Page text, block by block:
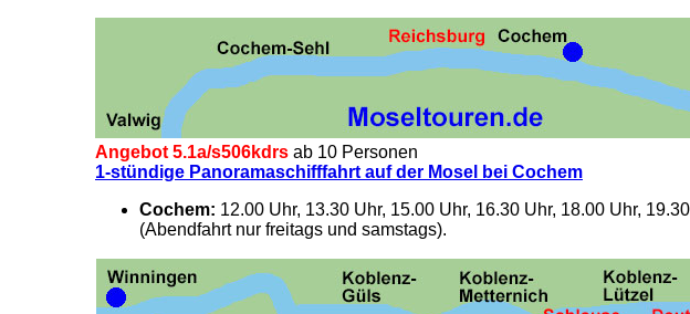
Angebot 5.1a/s506kdrs ab 10 Personen
1-stündige Panoramaschifffahrt auf der Mosel bei Cochem
Cochem: 12.00 Uhr, 13.30 Uhr, 15.00 Uhr, 16.30 Uhr, 18.00 Uhr,
(Abendfahrt nur freitags und samstags).